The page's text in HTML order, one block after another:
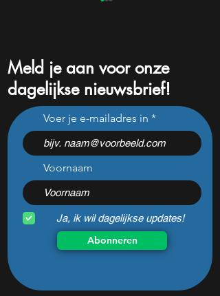
Van Starlink tot AI: zo wil
SpaceX eind 2026 een
omzettempo van $100
miljard bereiken
Meld je aan voor onze
dagelijkse nieuwsbrief!
Voer je e-mailadres in
Voornaam
Ja, ik wil dagelijkse updates!
Abonneren